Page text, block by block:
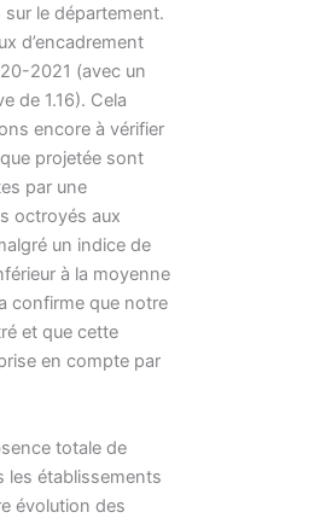
le département.
d’encadrement
2021 (avec un
de 1.16). Cela
encore à vérifier
projetée sont
par une
octroyés aux
un indice de
à la moyenne
confirme que notre
et que cette
en compte par
totale de
les établissements
évolution des